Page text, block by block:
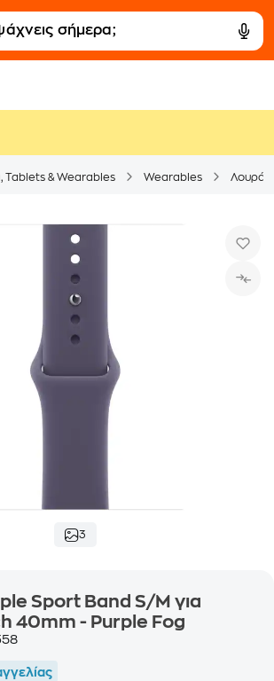
Tablets & Wearables Wearables
3
Sport Band S/M για
40mm - Purple Fog